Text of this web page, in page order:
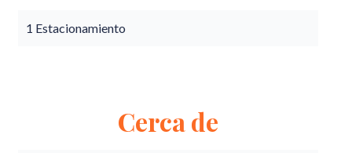
1 Estacionamiento
Cerca de